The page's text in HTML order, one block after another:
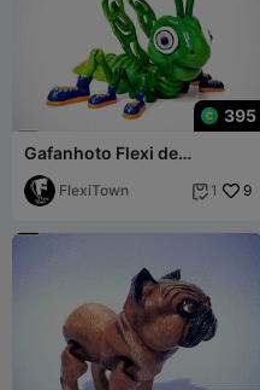
395
Gafanhoto Flexi de
Impressão Direta
FlexiTown  1 9